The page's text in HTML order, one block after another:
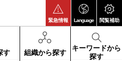
緊急情報 Language 閲覧補助
す 組織から探す
キーワードから
探す